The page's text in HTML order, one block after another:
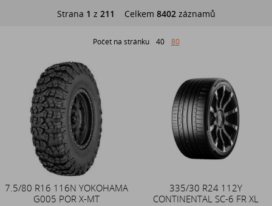
Strana 1 z 211 Celkem 8402záznamů
Počet na stránku 40 80
7.5/80 R16 116N YOKOHAMA
G005 POR X-MT
335/30 R24 112Y
CONTINENTAL SC-6 FR XL